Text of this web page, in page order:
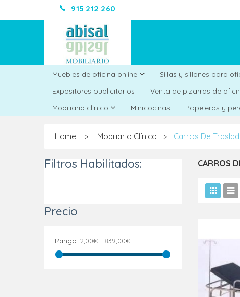
915 212 260
Muebles de oficina online Sillas y sillones para
Expositores publicitarios
Venta de pizarras de
Mobiliario clínico
Minicocinas Papeleras y
Home > Mobiliario Clínico > Carros De
Filtros Habilitados:
Precio
Rango: 2,00€ - 839,00€
CARROS